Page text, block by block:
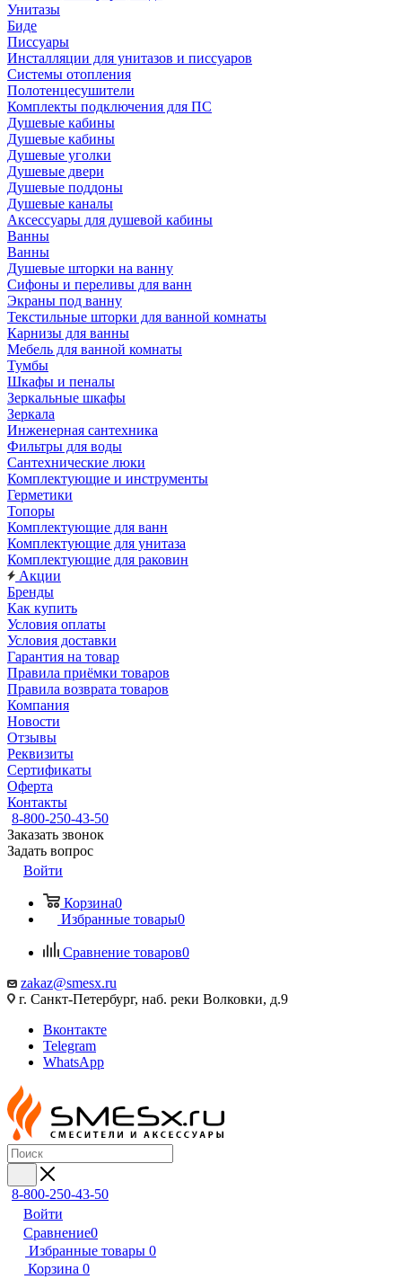
Унитазы
Биде
Писсуары
Инсталляции для унитазов и писсуаров
Системы отопления
Полотенцесушители
Комплекты подключения для ПС
Душевые кабины
Душевые кабины
Душевые уголки
Душевые двери
Душевые поддоны
Душевые каналы
Аксессуары для душевой кабины
Ванны
Ванны
Душевые шторки на ванну
Сифоны и переливы для ванн
Экраны под ванну
Текстильные шторки для ванной комнаты
Карнизы для ванны
Мебель для ванной комнаты
Тумбы
Шкафы и пеналы
Зеркальные шкафы
Зеркала
Инженерная сантехника
Фильтры для воды
Сантехнические люки
Комплектующие и инструменты
Герметики
Топоры
Комплектующие для ванн
Комплектующие для унитаза
Комплектующие для раковин
Акции
Бренды
Как купить
Условия оплаты
Условия доставки
Гарантия на товар
Правила приёмки товаров
Правила возврата товаров
Компания
Новости
Отзывы
Реквизиты
Сертификаты
Оферта
Контакты
8-800-250-43-50
Заказать звонок
Задать вопрос
Войти
Корзина0
Избранные товары0
Сравнение товаров0
zakaz@smesx.ru
г. Санкт-Петербург, наб. реки Волковки, д.9
Вконтакте
Telegram
WhatsApp
8-800-250-43-50
Войти
Сравнение0
Избранные товары 0
Корзина 0